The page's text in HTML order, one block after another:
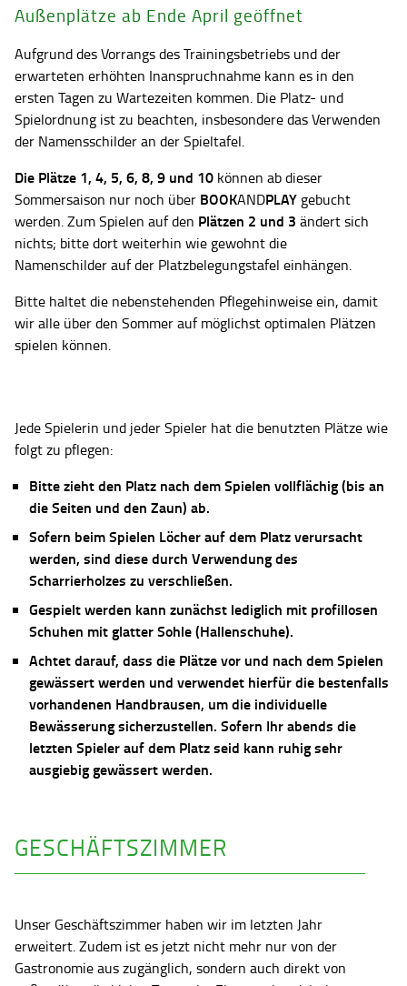
Außenplätze ab Ende April geöffnet
Aufgrund des Vorrangs des Trainingsbetriebs und der
erwarteten erhöhten Inanspruchnahme kann es in den
ersten Tagen zu Wartezeiten kommen. Die Platz- und
Spielordnung ist zu beachten, insbesondere das Verwenden
der Namensschilder an der Spieltafel.
Die Plätze 1, 4, 5, 6, 8, 9 und 10 können ab dieser
Sommersaison nur noch über BOOKANDPLAY gebucht
werden. Zum Spielen auf den Plätzen 2 und 3 ändert sich
nichts; bitte dort weiterhin wie gewohnt die
Namenschilder auf der Platzbelegungstafel einhängen.
Bitte haltet die nebenstehenden Pflegehinweise ein, damit
wir alle über den Sommer auf möglichst optimalen Plätzen
spielen können.
Jede Spielerin und jeder Spieler hat die benutzten Plätze wie
folgt zu pflegen:
Bitte zieht den Platz nach dem Spielen vollflächig (bis an
die Seiten und den Zaun) ab.
Sofern beim Spielen Löcher auf dem Platz verursacht
werden, sind diese durch Verwendung des
Scharrierholzes zu verschließen.
Gespielt werden kann zunächst lediglich mit profillosen
Schuhen mit glatter Sohle (Hallenschuhe).
Achtet darauf, dass die Plätze vor und nach dem Spielen
gewässert werden und verwendet hierfür die bestenfalls
vorhandenen Handbrausen, um die individuelle
Bewässerung sicherzustellen. Sofern Ihr abends die
letzten Spieler auf dem Platz seid kann ruhig sehr
ausgiebig gewässert werden.
GESCHÄFTSZIMMER
Unser Geschäftszimmer haben wir im letzten Jahr
erweitert. Zudem ist es jetzt nicht mehr nur von der
Gastronomie aus zugänglich, sondern auch direkt von